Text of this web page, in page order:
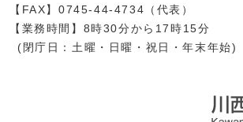
【FAX】0745-44-4734（代表）
【業務時間】8時30分から17時15分
(閉庁日：土曜・日曜・祝日・年末年始)